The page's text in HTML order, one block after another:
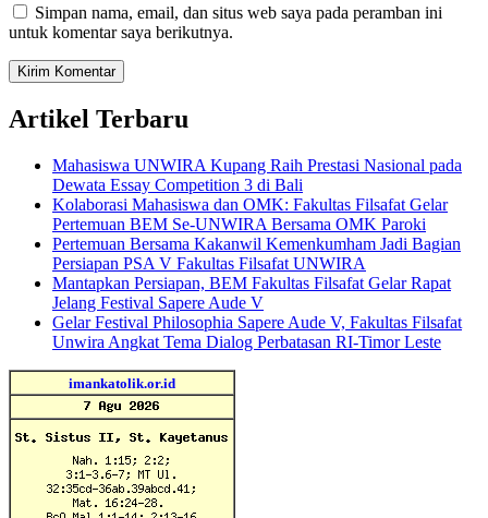
Simpan nama, email, dan situs web saya pada peramban ini
untuk komentar saya berikutnya.
Artikel Terbaru
Mahasiswa UNWIRA Kupang Raih Prestasi Nasional pada
Dewata Essay Competition 3 di Bali
Kolaborasi Mahasiswa dan OMK: Fakultas Filsafat Gelar
Pertemuan BEM Se-UNWIRA Bersama OMK Paroki
Pertemuan Bersama Kakanwil Kemenkumham Jadi Bagian
Persiapan PSA V Fakultas Filsafat UNWIRA
Mantapkan Persiapan, BEM Fakultas Filsafat Gelar Rapat
Jelang Festival Sapere Aude V
Gelar Festival Philosophia Sapere Aude V, Fakultas Filsafat
Unwira Angkat Tema Dialog Perbatasan RI-Timor Leste
imankatolik.or.id